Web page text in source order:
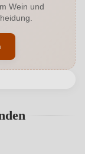
Enthält Sulfite
EU
Wein und
loggen Sie sich